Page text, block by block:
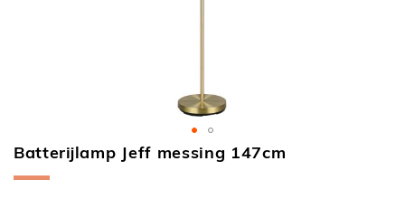
Ga
naar
Batterijlamp Jeff messing 147cm